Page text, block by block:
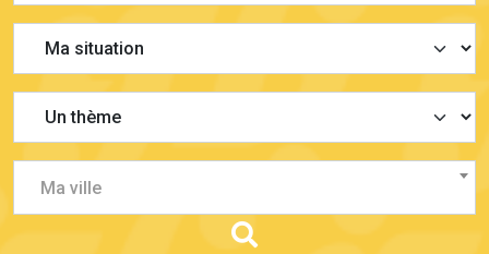
Ma ville